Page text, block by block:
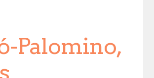
Palomino,